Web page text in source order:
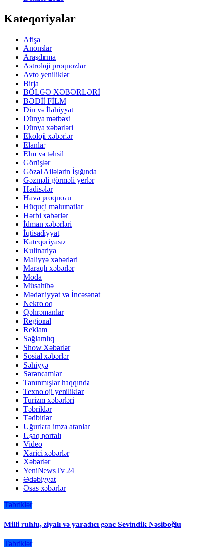
Kateqoriyalar
Afişa
Anonslar
Araşdırma
Astroloji proqnozlar
Avto yeniliklər
Birja
BÖLGƏ XƏBƏRLƏRİ
BƏDİİ FİLM
Din və İlahiyyat
Dünya mətbəxi
Dünya xəbərləri
Ekoloji xəbərlər
Elanlar
Elm və təhsil
Görüşlər
Gözəl Ailələrin İşığında
Gəzməli görməli yerlər
Hadisələr
Hava proqnozu
Hüquqi məlumatlar
Hərbi xəbərlər
İdman xəbərləri
İqtisadiyyat
Kateqoriyasız
Kulinariya
Maliyyə xəbərləri
Maraqlı xəbərlər
Moda
Müsahibə
Mədəniyyət və İncəsənət
Nekroloq
Qəhrəmanlar
Regional
Reklam
Sağlamlıq
Show Xəbərlər
Sosial xəbərlər
Səhiyyə
Sərəncamlar
Tanınmışlar haqqında
Texnoloji yeniliklər
Turizm xəbərləri
Təbriklər
Tədbirlər
Uğurlara imza atanlar
Uşaq portalı
Video
Xarici xəbərlər
Xəbərlər
YeniNewsTv 24
Ədəbiyyat
Əsas xəbərlər
Təbriklər
Milli ruhlu, ziyalı və yaradıcı gənc Sevindik Nəsiboğlu
Təbriklər